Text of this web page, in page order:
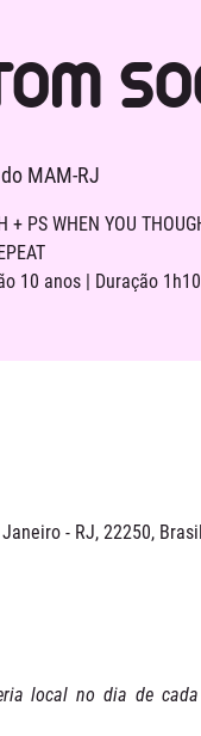
MAM-RJ
+ PS WHEN YOU
10 anos | Duração
- RJ, 22250,
local no dia de